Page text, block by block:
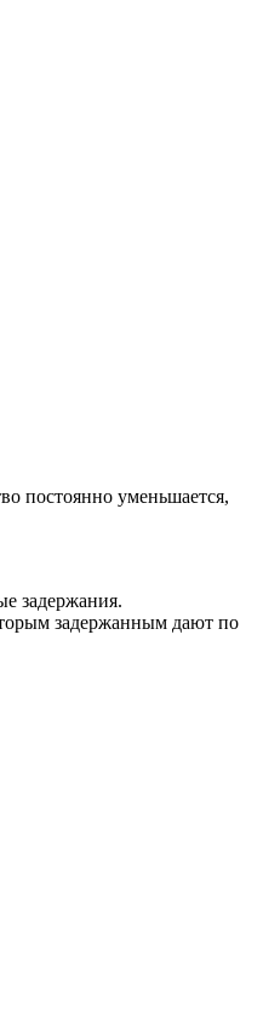
постоянно уменьшается,
задержания.
задержанным дают по